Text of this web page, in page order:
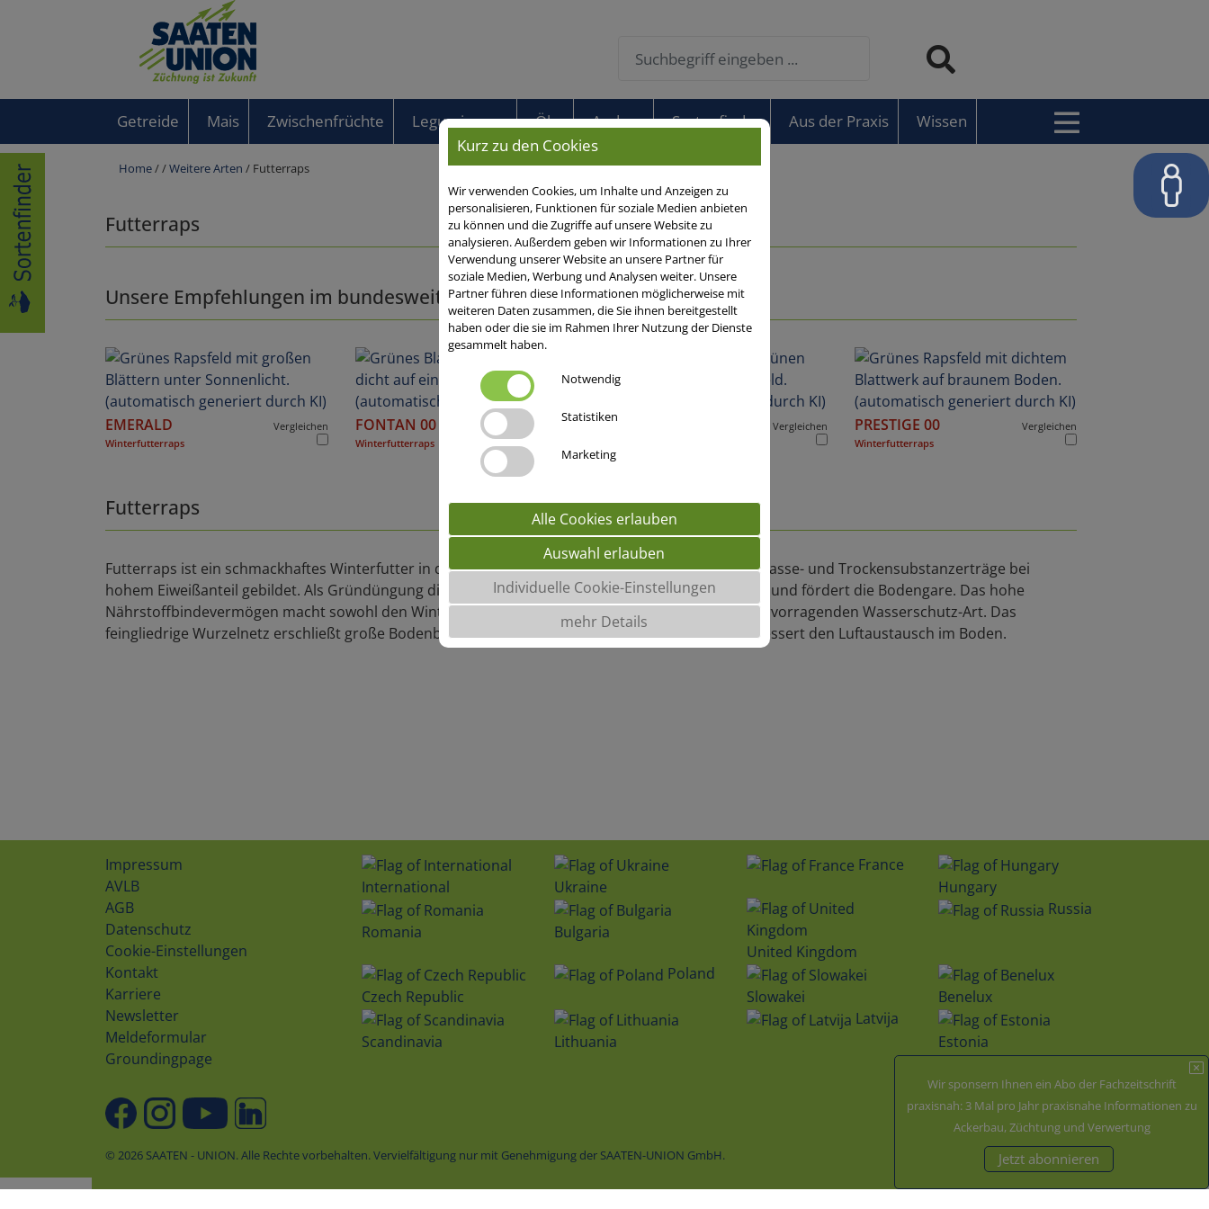
Getreide Mais Zwischenfrüchte Leguminosen Öko Andere Sortenfinder Aus der Praxis Wissen
Home//Weitere Arten / Futterraps
Futterraps
Unsere Empfehlungen im bundesweiten Durchschnitt
EMERALD
Winterfutterraps
Vergleichen FONTAN 00
Winterfutterraps
Vergleichen JUMBO 00 Vergleichen PRESTIGE 00
Winterfutterraps
Vergleichen
Futterraps
Futterraps ist ein schmackhaftes Winterfutter in der Rinderfütterung. Es werden sehr gute Grünmasse- und Trockensubstanzerträge bei
hohem Eiweißanteil gebildet. Als Gründüngung dient die organische Substanz dem Humusaufbau und fördert die Bodengare. Das hohe
Nährstoffbindevermögen macht sowohl den Winter - als auch den Sommerfutterraps zu einer hervorragenden Wasserschutz-Art. Das
feingliedrige Wurzelnetz erschließt große Bodenbereiche, stabilisiert die Bodenstruktur und verbessert den Luftaustausch im Boden.
Kurz zu den Cookies
Wir verwenden Cookies, um Inhalte und Anzeigen zu
personalisieren, Funktionen für soziale Medien anbieten
zu können und die Zugriffe auf unsere Website zu
analysieren. Außerdem geben wir Informationen zu Ihrer
Verwendung unserer Website an unsere Partner für
soziale Medien, Werbung und Analysen weiter. Unsere
Partner führen diese Informationen möglicherweise mit
weiteren Daten zusammen, die Sie ihnen bereitgestellt
haben oder die sie im Rahmen Ihrer Nutzung der Dienste
gesammelt haben.
Notwendig
Statistiken
Marketing
Alle Cookies erlauben
Auswahl erlauben
Individuelle Cookie-Einstellungen
mehr Details
Wir sponsern Ihnen ein Abo der Fachzeitschrift
praxisnah: 3 Mal pro Jahr praxisnahe Informationen zu
Ackerbau, Züchtung und Verwertung
Jetzt abonnieren
Impressum
AVLB
AGB
Datenschutz
Cookie-Einstellungen
Kontakt
Karriere
Newsletter
Meldeformular
Groundingpage
International Ukraine
France
Hungary
Romania
Bulgaria
United Kingdom
Russia
Czech Republic
Poland
Slowakei
Benelux
Scandinavia Lithuania
Latvija
Estonia
© 2026 SAATEN - UNION. Alle Rechte vorbehalten. Vervielfältigung nur mit Genehmigung der SAATEN-UNION GmbH.
Zertifiziert durch